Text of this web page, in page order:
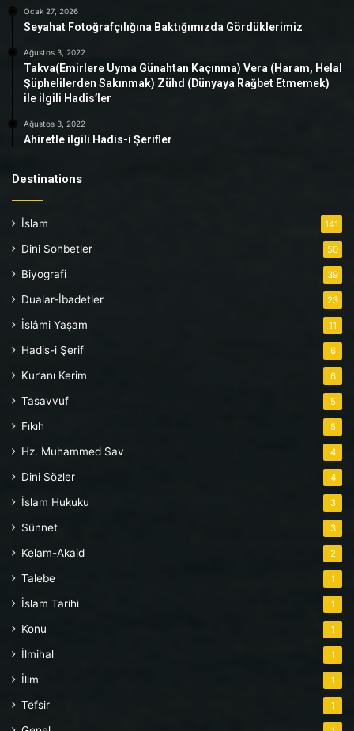
Ocak 27, 2026
Seyahat Fotoğrafçılığına Baktığımızda Gördüklerimiz
Ağustos 3, 2022
Takva(Emirlere Uyma Günahtan Kaçınma) Vera (Haram, Helal
Şüphelilerden Sakınmak) Zühd (Dünyaya Rağbet Etmemek)
ile ilgili Hadis’ler
Ağustos 3, 2022
Ahiretle ilgili Hadis-i Şerifler
Destinations
İslam 141
Dini Sohbetler 50
Biyografi 39
Dualar-İbadetler 23
İslâmi Yaşam 11
Hadis-i Şerif 6
Kur’anı Kerim 6
Tasavvuf 5
Fıkıh 5
Hz. Muhammed Sav 4
Dini Sözler 4
İslam Hukuku 3
Sünnet 3
Kelam-Akaid 2
Talebe 1
İslam Tarihi 1
Konu 1
İlmihal 1
İlim 1
Tefsir 1